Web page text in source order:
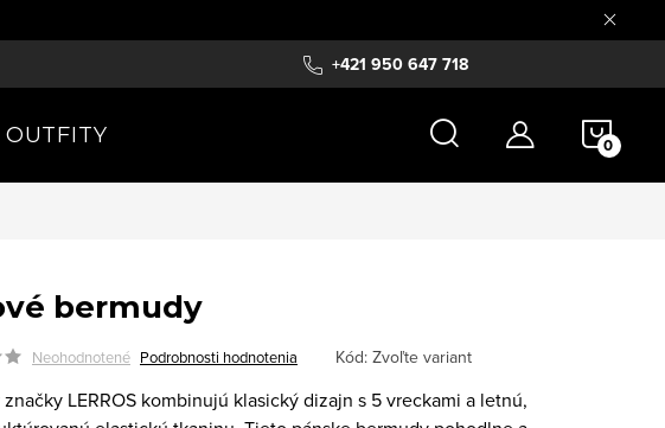
+421 950 647 718
OUTFITY
bermudy
Neohodnotené Podrobnosti hodnotenia Kód: Zvoľte variant
LERROS kombinujú klasický dizajn s 5 vreckami a letnú,